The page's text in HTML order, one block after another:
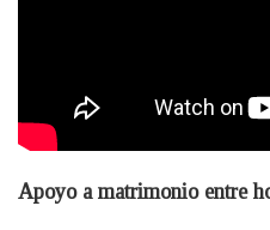
Apoyo a matrimonio entre